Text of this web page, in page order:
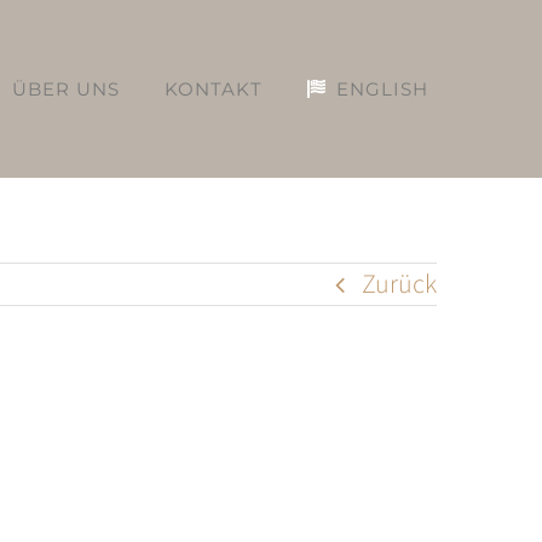
ÜBER UNS KONTAKT ENGLISH
Zurück